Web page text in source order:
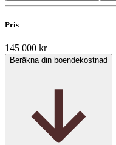
Pris
145 000 kr
Beräkna din boendekostnad